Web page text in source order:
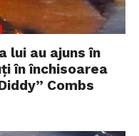
lui au ajuns în
în închisoarea
Combs